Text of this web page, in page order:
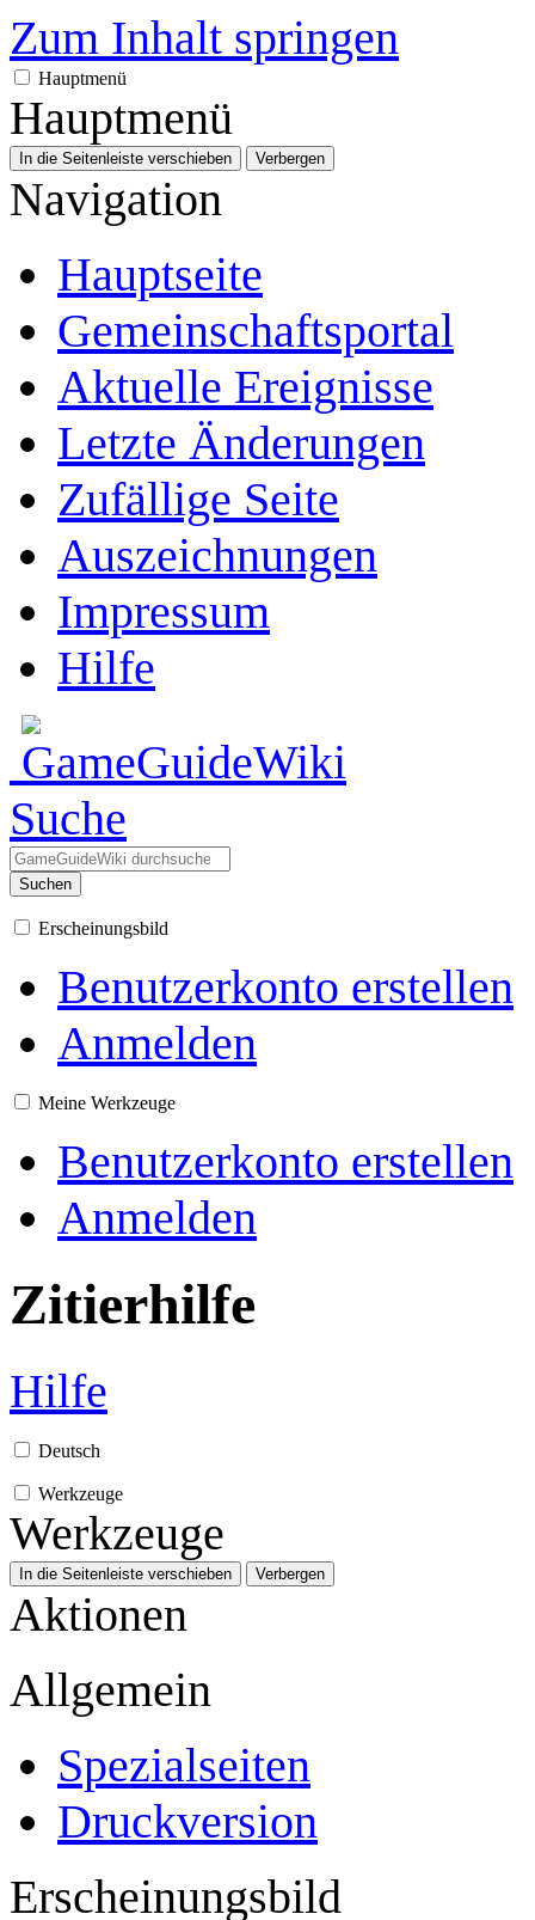
Zum Inhalt springen
Hauptmenü
Hauptmenü
In die Seitenleiste verschieben Verbergen
Navigation
Hauptseite
Gemeinschafts­portal
Aktuelle Ereignisse
Letzte Änderungen
Zufällige Seite
Auszeichnungen
Impressum
Hilfe
Suche
Suchen
Erscheinungsbild
Benutzerkonto erstellen
Anmelden
Meine Werkzeuge
Benutzerkonto erstellen
Anmelden
Zitierhilfe
Hilfe
Deutsch
Werkzeuge
Werkzeuge
In die Seitenleiste verschieben Verbergen
Aktionen
Allgemein
Spezialseiten
Druckversion
Erscheinungsbild